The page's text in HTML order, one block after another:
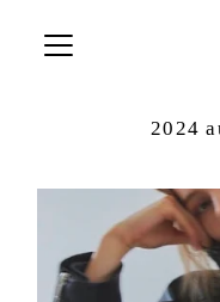
Translation missing:
2024